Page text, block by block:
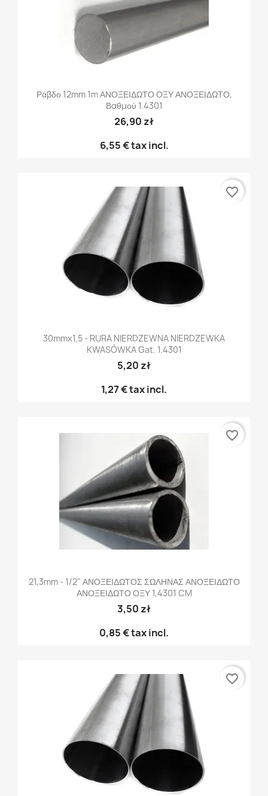
Ράβδο 12mm 1m ΑΝΟΞΕΙΔΩΤΟ ΟΞΥ ΑΝΟΞΕΙΔΩΤΟ,
Βαθμού 1.4301
26,90 zł
6,55 €tax incl.
30mmx1,5 - RURA NIERDZEWNA NIERDZEWKA
KWASÓWKA Gat. 1.4301
5,20 zł
1,27 €tax incl.
favorite_border
21,3mm - 1/2" ΑΝΟΞΕΙΔΩΤΟΣ ΣΩΛΗΝΑΣ ΑΝΟΞΕΙΔΩΤΟ
ΑΝΟΞΕΙΔΩΤΟ ΟΞΥ 1,4301 CM
3,50 zł
0,85 €tax incl.
favorite_border
favorite_border